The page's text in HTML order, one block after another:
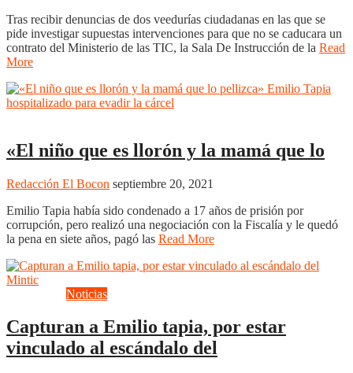
Tras recibir denuncias de dos veedurías ciudadanas en las que se
pide investigar supuestas intervenciones para que no se caducara un
contrato del Ministerio de las TIC, la Sala De Instrucción de la Read
More
«El niño que es llorón y la mamá que lo
Redacción El Bocon septiembre 20, 2021
Emilio Tapia había sido condenado a 17 años de prisión por
corrupción, pero realizó una negociación con la Fiscalía y le quedó
la pena en siete años, pagó las Read More
Noticias
Capturan a Emilio tapia, por estar
vinculado al escándalo del